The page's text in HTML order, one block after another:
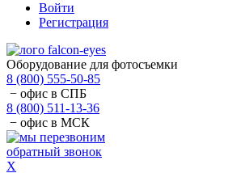
Войти
Регистрация
Оборудование для фотосъемки
8 (800) 555-50-85
− офис в СПБ
8 (800) 511-13-36
− офис в МСК
обратный звонок
X